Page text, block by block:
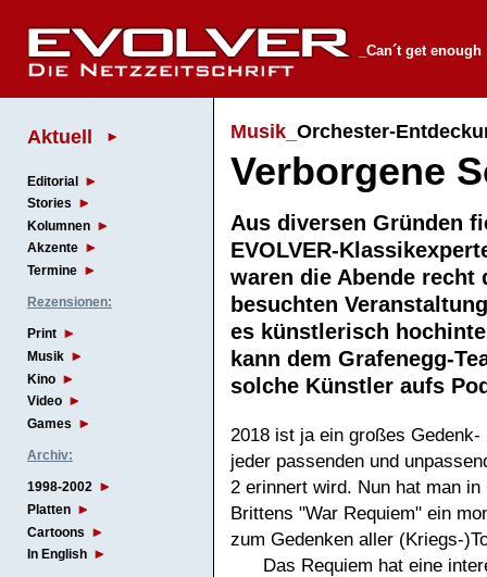
_Can´t get enough
Aktuell
Editorial
Stories
Kolumnen
Akzente
Termine
Rezensionen:
Print
Musik
Kino
Video
Games
Archiv:
1998-2002
Platten
Cartoons
In English
Musik_ Orchester-
Verborgene
Aus diversen Gründen
EVOLVER-
waren die Abende recht
besuchten
es künstlerisch
kann dem Grafenegg-
solche Künstler aufs
2018 ist ja ein großes
jeder passenden und
2 erinnert wird. Nun hat man
Brittens "War Requiem" ein
zum Gedenken aller (Kriegs-
Das Requiem hat eine